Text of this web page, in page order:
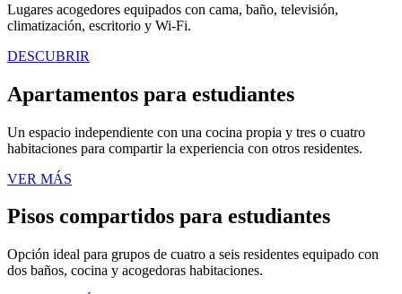
Lugares acogedores equipados con cama, baño, televisión,
climatización, escritorio y Wi-Fi.
DESCUBRIR
Apartamentos para estudiantes
Un espacio independiente con una cocina propia y tres o cuatro
habitaciones para compartir la experiencia con otros residentes.
VER MÁS
Pisos compartidos para estudiantes
Opción ideal para grupos de cuatro a seis residentes equipado con
dos baños, cocina y acogedoras habitaciones.